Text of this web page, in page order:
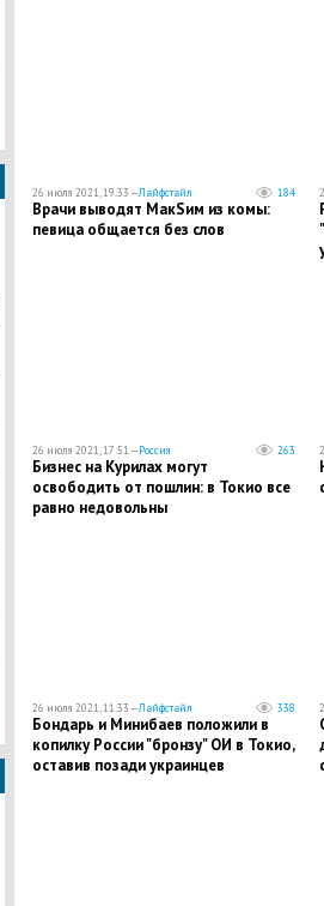
26 июля 2021, 19:33 —Лайфстайл 184
Врачи выводят МакSим из комы:
певица общается без слов
26 июля 2021, 17:51 —Россия 263
Бизнес на Курилах могут
освободить от пошлин: в Токио все
равно недовольны
26 июля 2021, 11:33 —Лайфстайл 338
​Бондарь и Минибаев положили в
копилку России "бронзу" ОИ в Токио,
оставив позади украинцев